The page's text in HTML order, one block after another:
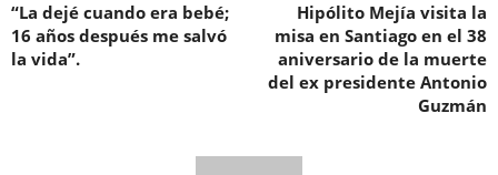
“La dejé cuando era bebé;
16 años después me salvó
la vida”.
Hipólito Mejía visita la
misa en Santiago en el 38
aniversario de la muerte
del ex presidente Antonio
Guzmán